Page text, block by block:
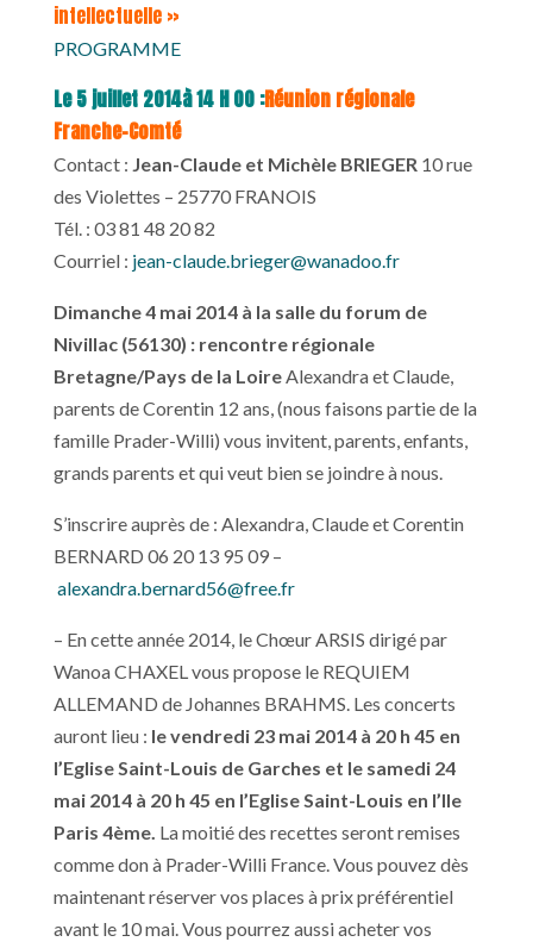
intellectuelle »
PROGRAMME
Le 5 juillet 2014à 14 H 00 :Réunion régionale
Franche-Comté
Contact : Jean-Claude et Michèle BRIEGER 10 rue
des Violettes – 25770 FRANOIS
Tél. : 03 81 48 20 82
Courriel : jean-claude.brieger@wanadoo.fr
Dimanche 4 mai 2014 à la salle du forum de
Nivillac (56130) : rencontre régionale
Bretagne/Pays de la LoireAlexandra et Claude,
parents de Corentin 12 ans, (nous faisons partie de la
famille Prader-Willi) vous invitent, parents, enfants,
grands parents et qui veut bien se joindre à nous.
S’inscrire auprès de : Alexandra, Claude et Corentin
BERNARD 06 20 13 95 09 –
alexandra.bernard56@free.fr
– En cette année 2014, le Chœur ARSIS dirigé par
Wanoa CHAXEL vous propose le REQUIEM
ALLEMAND de Johannes BRAHMS. Les concerts
auront lieu : le vendredi 23 mai 2014 à 20 h 45 en
l’Eglise Saint-Louis de Garches et le samedi 24
mai 2014 à 20 h 45 en l’Eglise Saint-Louis en l’Ile
Paris 4ème. La moitié des recettes seront remises
comme don à Prader-Willi France. Vous pouvez dès
maintenant réserver vos places à prix préférentiel
avant le 10 mai. Vous pourrez aussi acheter vos